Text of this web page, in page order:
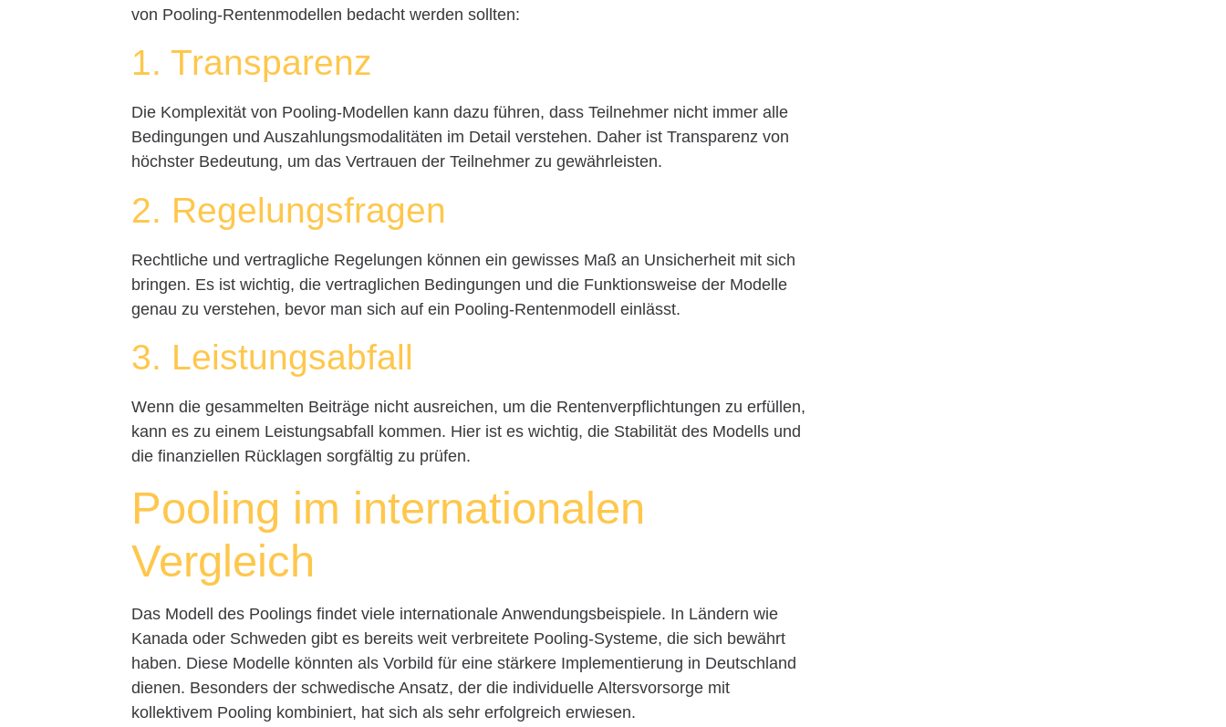
von Pooling-Rentenmodellen bedacht werden sollten:
1. Transparenz
Die Komplexität von Pooling-Modellen kann dazu führen, dass Teilnehmer nicht immer alle
Bedingungen und Auszahlungsmodalitäten im Detail verstehen. Daher ist Transparenz von
höchster Bedeutung, um das Vertrauen der Teilnehmer zu gewährleisten.
2. Regelungsfragen
Rechtliche und vertragliche Regelungen können ein gewisses Maß an Unsicherheit mit sich
bringen. Es ist wichtig, die vertraglichen Bedingungen und die Funktionsweise der Modelle
genau zu verstehen, bevor man sich auf ein Pooling-Rentenmodell einlässt.
3. Leistungsabfall
Wenn die gesammelten Beiträge nicht ausreichen, um die Rentenverpflichtungen zu erfüllen,
kann es zu einem Leistungsabfall kommen. Hier ist es wichtig, die Stabilität des Modells und
die finanziellen Rücklagen sorgfältig zu prüfen.
Pooling im internationalen
Vergleich
Das Modell des Poolings findet viele internationale Anwendungsbeispiele. In Ländern wie
Kanada oder Schweden gibt es bereits weit verbreitete Pooling-Systeme, die sich bewährt
haben. Diese Modelle könnten als Vorbild für eine stärkere Implementierung in Deutschland
dienen. Besonders der schwedische Ansatz, der die individuelle Altersvorsorge mit
kollektivem Pooling kombiniert, hat sich als sehr erfolgreich erwiesen.